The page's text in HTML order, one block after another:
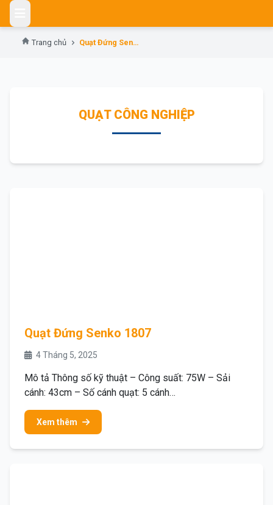
Skip
content
Trang chủ Quạt Đứng Senko 1807
QUẠT CÔNG NGHIỆP
Quạt Đứng Senko 1807
4 Tháng 5, 2025
Mô tả Thông số kỹ thuật – Công suất: 75W – Sải
cánh: 43cm – Số cánh quạt: 5 cánh…
Xem thêm